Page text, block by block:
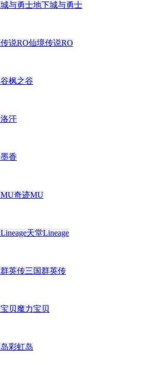
地下城与勇士
仙境传说RO
枫之谷
洛汗
墨香
奇迹MU
天堂Lineage
三国群英传
魔力宝贝
彩虹岛